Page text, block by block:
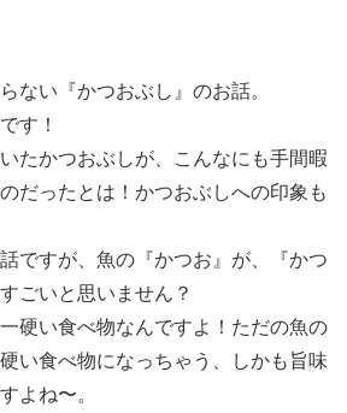
ない『かつおぶし』のお話。
す！
たかつおぶしが、こんなにも手間暇
だったとは！かつおぶしへの印象も
ですが、魚の『かつお』が、『かつ
ごいと思いません？
硬い食べ物なんですよ！ただの魚の
い食べ物になっちゃう、しかも旨味
よね〜。